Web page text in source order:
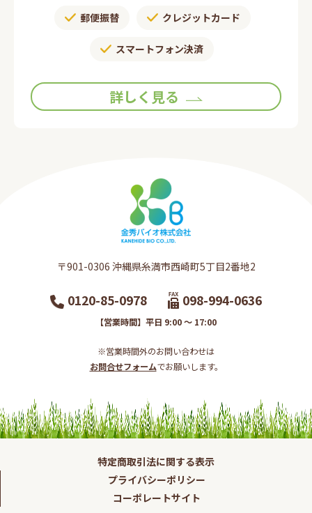
郵便振替​ クレジットカード
スマートフォン決済
詳しく見る
〒901-0306​ 沖縄県糸満市西崎町5丁目2番地2​
0120-85-0978 098-994-0636
【営業時間】平日 9:00 ～ 17:00
※営業時間外のお問い合わせは
お問合せフォームでお願いします。​
特定商取引法に関する表示
プライバシーポリシー
コーポレートサイト